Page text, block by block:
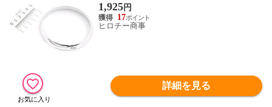
1,925円
17
ヒロチー商事
詳細を見る